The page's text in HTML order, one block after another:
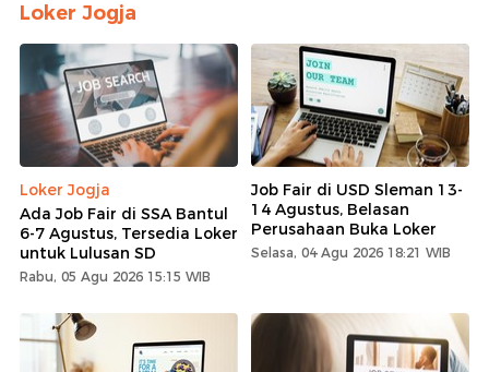
Loker Jogja
Loker Jogja
Ada Job Fair di SSA Bantul
6-7 Agustus, Tersedia Loker
untuk Lulusan SD
Rabu, 05 Agu 2026 15:15 WIB
Job Fair di USD Sleman 13-
14 Agustus, Belasan
Perusahaan Buka Loker
Selasa, 04 Agu 2026 18:21 WIB